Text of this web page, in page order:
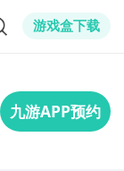
游戏盒下载